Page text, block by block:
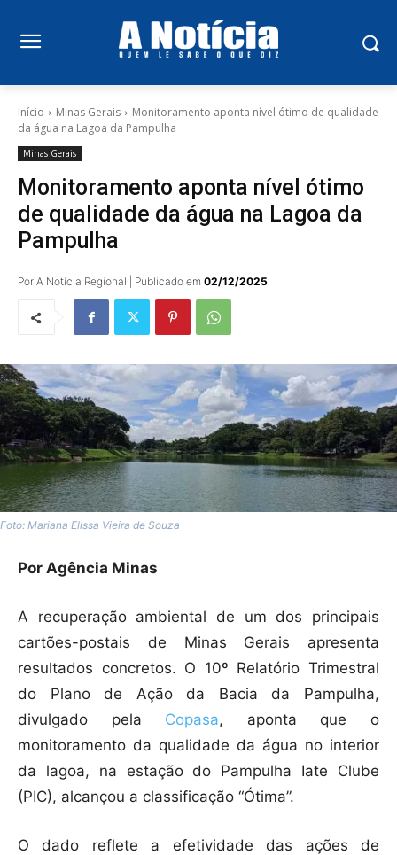
Início Minas Gerais
Monitoramento aponta nível ótimo de qualidade
da água na Lagoa da Pampulha
Minas Gerais
Monitoramento aponta nível ótimo
de qualidade da água na Lagoa da
Pampulha
Por A Notícia Regional | Publicado em 02/12/2025
Foto: Mariana Elissa Vieira de Souza
Por Agência Minas
A recuperação ambiental de um dos principais
cartões-postais de Minas Gerais apresenta
resultados concretos. O 10º Relatório Trimestral
do Plano de Ação da Bacia da Pampulha,
divulgado pela Copasa, aponta que o
monitoramento da qualidade da água no interior
da lagoa, na estação do Pampulha Iate Clube
(PIC), alcançou a classificação “Ótima”.
O dado reflete a efetividade das ações de